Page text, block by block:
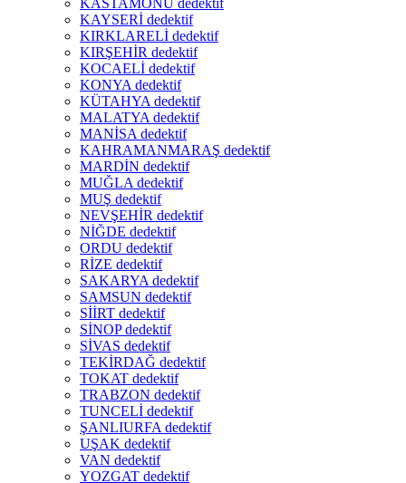
KAYSERİ dedektif
KIRKLARELİ dedektif
KIRŞEHİR dedektif
KOCAELİ dedektif
KONYA dedektif
KÜTAHYA dedektif
MALATYA dedektif
MANİSA dedektif
KAHRAMANMARAŞ dedektif
MARDİN dedektif
MUĞLA dedektif
MUŞ dedektif
NEVŞEHİR dedektif
NİĞDE dedektif
ORDU dedektif
RİZE dedektif
SAKARYA dedektif
SAMSUN dedektif
SİİRT dedektif
SİNOP dedektif
SİVAS dedektif
TEKİRDAĞ dedektif
TOKAT dedektif
TRABZON dedektif
TUNCELİ dedektif
ŞANLIURFA dedektif
UŞAK dedektif
VAN dedektif
YOZGAT dedektif